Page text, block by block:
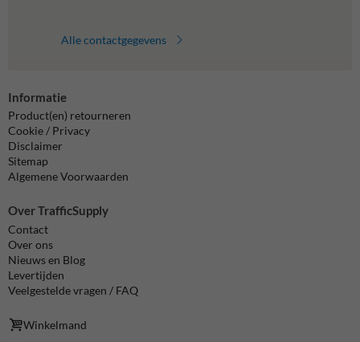
Alle contactgegevens
Informatie
Product(en) retourneren
Cookie / Privacy
Disclaimer
Sitemap
Algemene Voorwaarden
Over TrafficSupply
Contact
Over ons
Nieuws en Blog
Levertijden
Veelgestelde vragen / FAQ
Winkelmand